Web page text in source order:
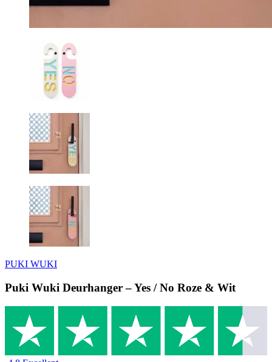
PUKI WUKI
Puki Wuki Deurhanger – Yes / No Roze & Wit